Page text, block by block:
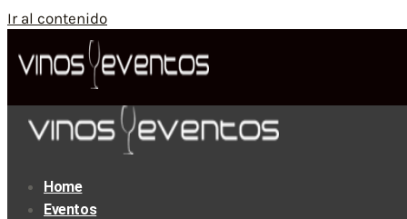
Ir al contenido
Home
Eventos